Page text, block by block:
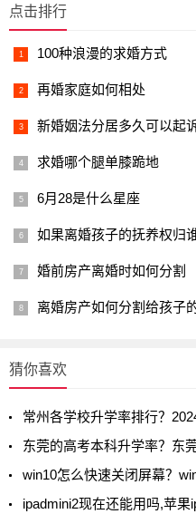
点击排行
100种浪漫的求婚方式
再婚家庭如何相处
新婚姻法分居多久可以起
求婚哪个腿单膝跪地
6月28是什么星座
如果离婚孩子的抚养权归
婚前房产离婚时如何分割
离婚房产如何分割给孩子
猜你喜欢
常州各学校升学率排行？
东莞的高考本科升学率？东
win10怎么快速关闭屏幕？
ipadmini2现在还能用吗,苹果